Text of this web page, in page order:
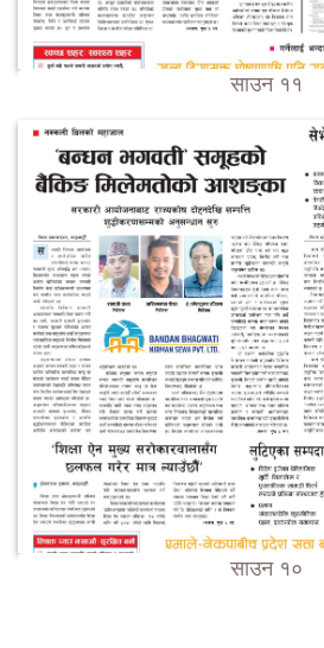
साउन ११
साउन १०